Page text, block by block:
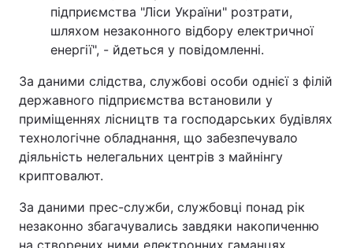
підприємства "Ліси України" розтрати,
шляхом незаконного відбору електричної
енергії", - йдеться у повідомленні.
За даними слідства, службові особи однієї з філій
державного підприємства встановили у
приміщеннях лісництв та господарських будівлях
технологічне обладнання, що забезпечувало
діяльність нелегальних центрів з майнінгу
криптовалют.
За даними прес-служби, службовці понад рік
незаконно збагачувались завдяки накопиченню
на створених ними електронних гаманцях